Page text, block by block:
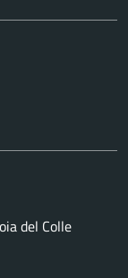
del Colle